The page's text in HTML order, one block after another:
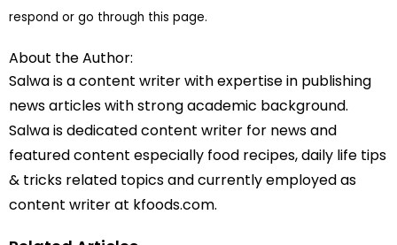
respond or go through this page.
About the Author:
Salwa is a content writer with expertise in publishing
news articles with strong academic background.
Salwa is dedicated content writer for news and
featured content especially food recipes, daily life tips
& tricks related topics and currently employed as
content writer at kfoods.com.